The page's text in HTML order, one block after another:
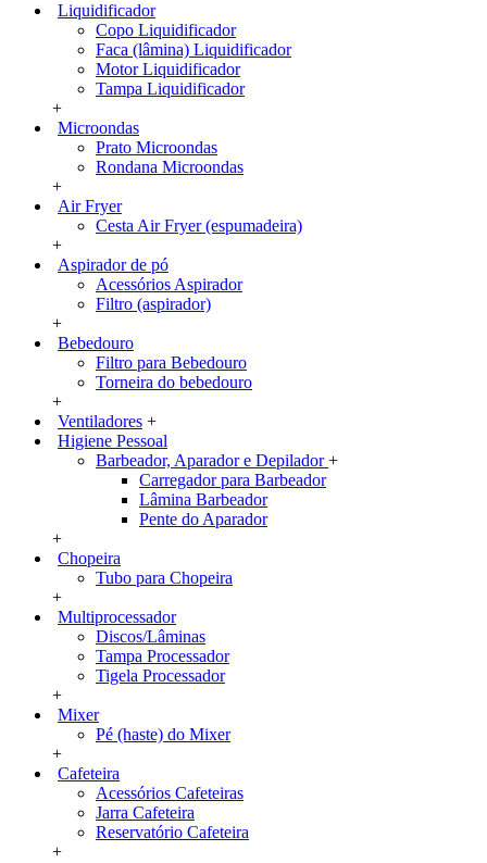
Liquidificador
Copo Liquidificador
Faca (lâmina) Liquidificador
Motor Liquidificador
Tampa Liquidificador
+
Microondas
Prato Microondas
Rondana Microondas
+
Air Fryer
Cesta Air Fryer (espumadeira)
+
Aspirador de pó
Acessórios Aspirador
Filtro (aspirador)
+
Bebedouro
Filtro para Bebedouro
Torneira do bebedouro
+
Ventiladores +
Higiene Pessoal
Barbeador, Aparador e Depilador+
Carregador para Barbeador
Lâmina Barbeador
Pente do Aparador
+
Chopeira
Tubo para Chopeira
+
Multiprocessador
Discos/Lâminas
Tampa Processador
Tigela Processador
+
Mixer
Pé (haste) do Mixer
+
Cafeteira
Acessórios Cafeteiras
Jarra Cafeteira
Reservatório Cafeteira
+